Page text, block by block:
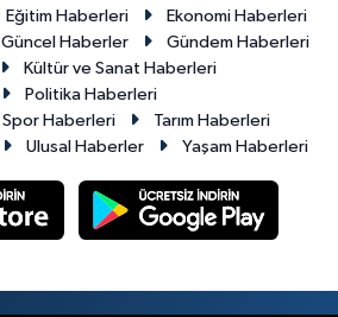
Eğitim Haberleri
Ekonomi Haberleri
Güncel Haberler
Gündem Haberleri
Kültür ve Sanat Haberleri
Politika Haberleri
Spor Haberleri
Tarım Haberleri
Ulusal Haberler Yaşam Haberleri